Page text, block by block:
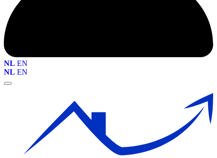
NL EN
NL EN